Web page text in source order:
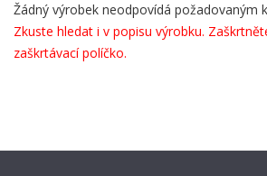
Žádný výrobek neodpovídá požadovaným
Zkuste hledat i v popisu výrobku.
zaškrtávací políčko.